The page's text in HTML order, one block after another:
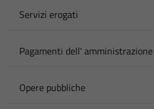
Servizi erogati
Pagamenti dell' amministrazione
Opere pubbliche